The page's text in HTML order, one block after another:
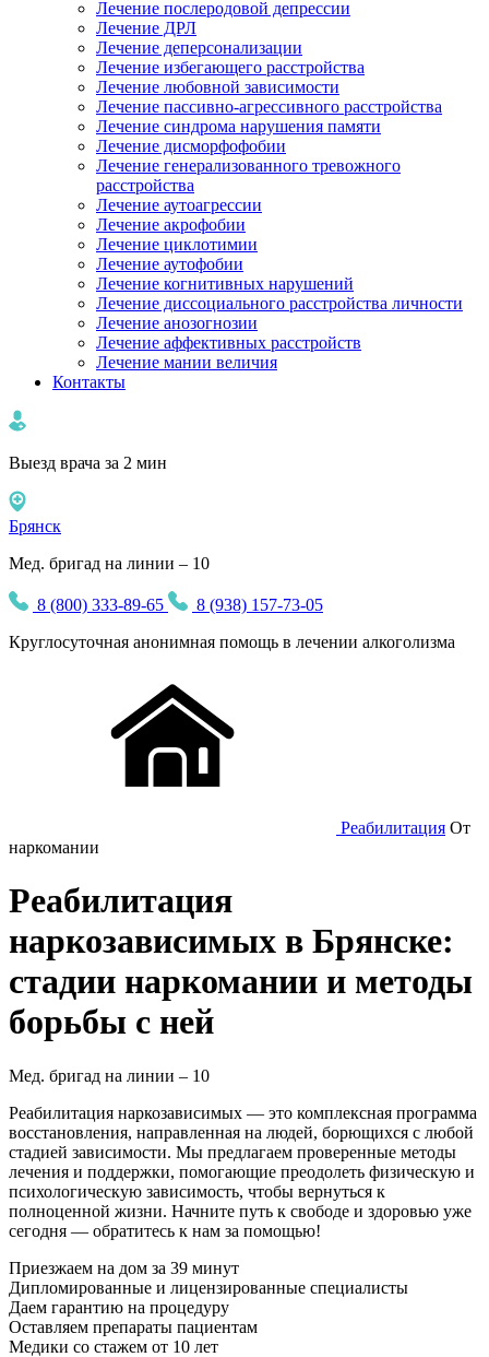
Лечение послеродовой депрессии
Лечение ДРЛ
Лечение деперсонализации
Лечение избегающего расстройства
Лечение любовной зависимости
Лечение пассивно-агрессивного расстройства
Лечение синдрома нарушения памяти
Лечение дисморфофобии
Лечение генерализованного тревожного
расстройства
Лечение аутоагрессии
Лечение акрофобии
Лечение циклотимии
Лечение аутофобии
Лечение когнитивных нарушений
Лечение диссоциального расстройства личности
Лечение анозогнозии
Лечение аффективных расстройств
Лечение мании величия
Контакты
Выезд врача за 2 мин
Брянск
Мед. бригад на линии – 10
8 (800) 333-89-65
8 (938) 157-73-05
Круглосуточная анонимная помощь в лечении алкоголизма
Реабилитация От
наркомании
Реабилитация
наркозависимых в Брянске:
стадии наркомании и методы
борьбы с ней
Мед. бригад на линии – 10
Реабилитация наркозависимых — это комплексная программа
восстановления, направленная на людей, борющихся с любой
стадией зависимости. Мы предлагаем проверенные методы
лечения и поддержки, помогающие преодолеть физическую и
психологическую зависимость, чтобы вернуться к
полноценной жизни. Начните путь к свободе и здоровью уже
сегодня — обратитесь к нам за помощью!
Приезжаем на дом за 39 минут
Дипломированные и лицензированные специалисты
Даем гарантию на процедуру
Оставляем препараты пациентам
Медики со стажем от 10 лет